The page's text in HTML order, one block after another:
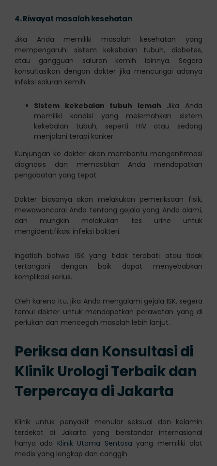
4.Riwayat masalah kesehatan
Jika Anda memiliki masalah kesehatan yang
mempengaruhi sistem kekebalan tubuh, diabetes,
atau gangguan saluran kemih lainnya. Segera
konsultasikan dengan dokter jika mencurigai adanya
Infeksi saluran kemih.
Sistem kekebalan tubuh lemah Jika Anda
memiliki kondisi yang melemahkan sistem
kekebalan tubuh, seperti HIV atau sedang
menjalani terapi kanker.
Kunjungan ke dokter akan membantu mengonfirmasi
diagnosis dan memastikan Anda mendapatkan
pengobatan yang tepat.
Dokter biasanya akan melakukan pemeriksaan fisik,
mewawancarai Anda tentang gejala yang Anda alami,
dan mungkin melakukan tes urine untuk
mengidentifikasi infeksi bakteri.
Ingatlah bahwa ISK yang tidak terobati atau tidak
tertangani dengan baik dapat menyebabkan
komplikasi serius.
Oleh karena itu, jika Anda mengalami gejala ISK, segera
temui dokter untuk mendapatkan perawatan yang di
perlukan dan mencegah masalah lebih lanjut.
Periksa dan Konsultasi di
Klinik Urologi Terbaik dan
Terpercaya di Jakarta
Klinik untuk penyakit menular seksual dan kelamin
terdekat di Jakarta yang berstandar internasional
hanya ada Klinik Utama Sentosa yang memiliki alat
medis yang lengkap dan canggih.